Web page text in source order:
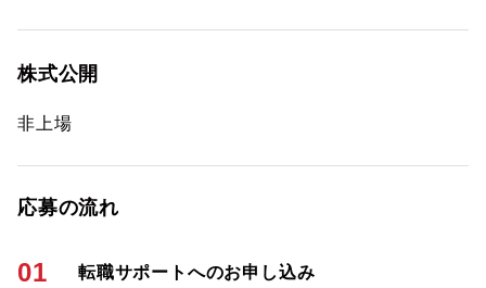
株式公開
非上場
応募の流れ
01 転職サポートへのお申し込み